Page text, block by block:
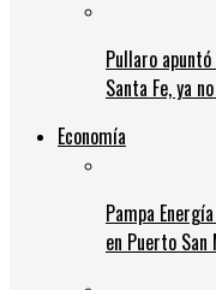
Pullaro
Santa Fe, ya
Economía
Pampa
en Puerto